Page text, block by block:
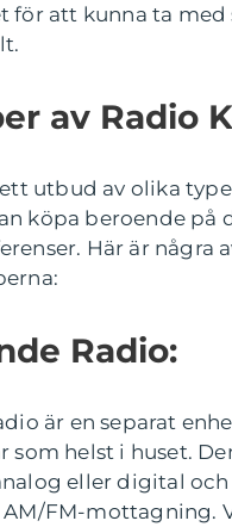
för att kunna ta med
av Radio
utbud av olika
köpa beroende på
Här är några
Radio:
är en separat
som helst i huset.
eller digital och
FM-mottagning.